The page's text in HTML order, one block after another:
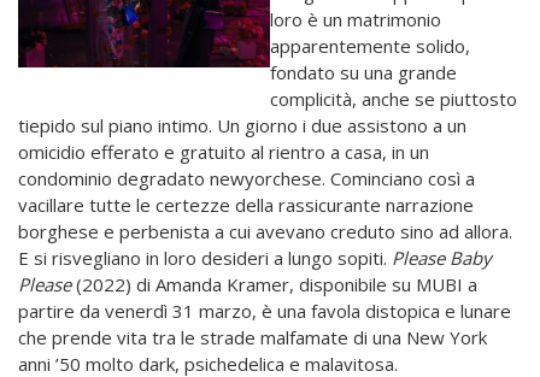
loro è un matrimonio
apparentemente solido,
fondato su una grande
complicità, anche se piuttosto
tiepido sul piano intimo. Un giorno i due assistono a un
omicidio efferato e gratuito al rientro a casa, in un
condominio degradato newyorchese. Cominciano così a
vacillare tutte le certezze della rassicurante narrazione
borghese e perbenista a cui avevano creduto sino ad allora.
E si risvegliano in loro desideri a lungo sopiti. Please Baby
Please(2022) di Amanda Kramer, disponibile su MUBI a
partire da venerdì 31 marzo, è una favola distopica e lunare
che prende vita tra le strade malfamate di una New York
anni ’50 molto dark, psichedelica e malavitosa.